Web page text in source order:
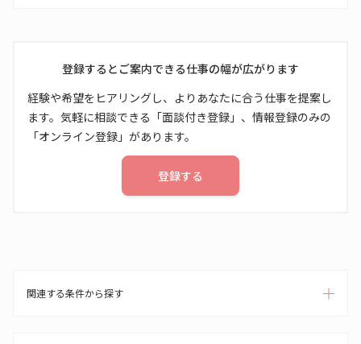
登録するとご案内できる仕事の幅が広がります
経験や希望をヒアリングし、よりあなたに合う仕事を提案し
ます。気軽に相談できる「面談付き登録」、情報登録のみの
「オンライン登録」があります。
登録する
関連する条件から探す